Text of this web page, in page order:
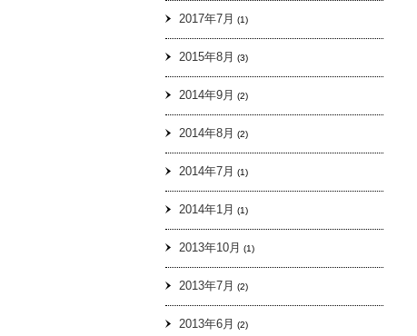
2017年7月 (1)
2015年8月 (3)
2014年9月 (2)
2014年8月 (2)
2014年7月 (1)
2014年1月 (1)
2013年10月 (1)
2013年7月 (2)
2013年6月 (2)